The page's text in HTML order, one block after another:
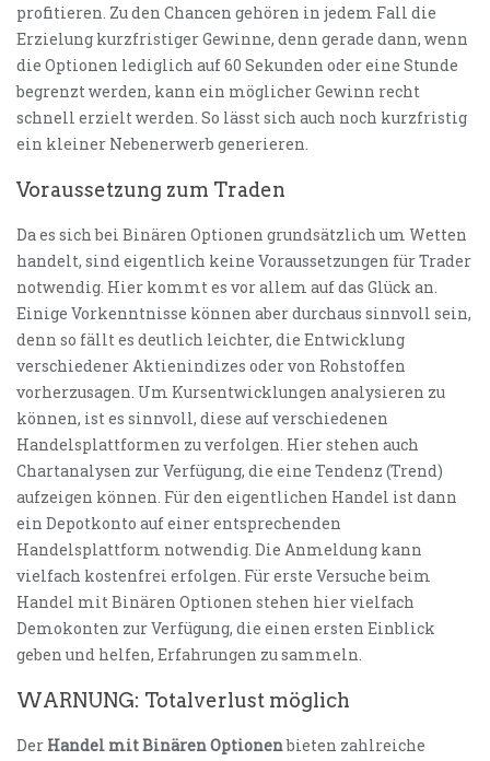
profitieren. Zu den Chancen gehören in jedem Fall die
Erzielung kurzfristiger Gewinne, denn gerade dann, wenn
die Optionen lediglich auf 60 Sekunden oder eine Stunde
begrenzt werden, kann ein möglicher Gewinn recht
schnell erzielt werden. So lässt sich auch noch kurzfristig
ein kleiner Nebenerwerb generieren.
Voraussetzung zum Traden
Da es sich bei Binären Optionen grundsätzlich um Wetten
handelt, sind eigentlich keine Voraussetzungen für Trader
notwendig. Hier kommt es vor allem auf das Glück an.
Einige Vorkenntnisse können aber durchaus sinnvoll sein,
denn so fällt es deutlich leichter, die Entwicklung
verschiedener Aktienindizes oder von Rohstoffen
vorherzusagen. Um Kursentwicklungen analysieren zu
können, ist es sinnvoll, diese auf verschiedenen
Handelsplattformen zu verfolgen. Hier stehen auch
Chartanalysen zur Verfügung, die eine Tendenz (Trend)
aufzeigen können. Für den eigentlichen Handel ist dann
ein Depotkonto auf einer entsprechenden
Handelsplattform notwendig. Die Anmeldung kann
vielfach kostenfrei erfolgen. Für erste Versuche beim
Handel mit Binären Optionen stehen hier vielfach
Demokonten zur Verfügung, die einen ersten Einblick
geben und helfen, Erfahrungen zu sammeln.
WARNUNG: Totalverlust möglich
Der Handel mit Binären Optionenbieten zahlreiche